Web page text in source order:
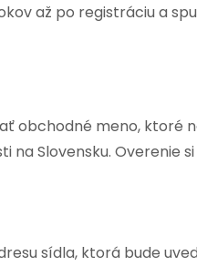
až po registráciu a
obchodné meno, ktoré
na Slovensku.
sídla, ktorá bude